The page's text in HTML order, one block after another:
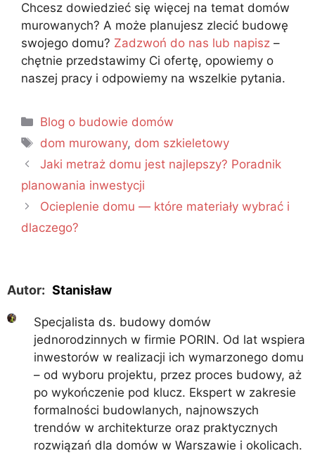
Chcesz dowiedzieć się więcej na temat domów
murowanych? A może planujesz zlecić budowę
swojego domu? Zadzwoń do nas lub napisz –
chętnie przedstawimy Ci ofertę, opowiemy o
naszej pracy i odpowiemy na wszelkie pytania.
Blog o budowie domów
dom murowany, dom szkieletowy
Jaki metraż domu jest najlepszy? Poradnik
planowania inwestycji
Ocieplenie domu — które materiały wybrać i
dlaczego?
Autor: Stanisław
Specjalista ds. budowy domów
jednorodzinnych w firmie PORIN. Od lat wspiera
inwestorów w realizacji ich wymarzonego domu
– od wyboru projektu, przez proces budowy, aż
po wykończenie pod klucz. Ekspert w zakresie
formalności budowlanych, najnowszych
trendów w architekturze oraz praktycznych
rozwiązań dla domów w Warszawie i okolicach.